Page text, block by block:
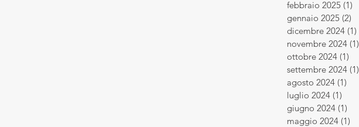
febbraio 2025 (1)
gennaio 2025 (2)
dicembre 2024 (1)
novembre 2024 (1)
ottobre 2024 (1)
settembre 2024 (1)
agosto 2024 (1)
luglio 2024 (1)
giugno 2024 (1)
maggio 2024 (1)